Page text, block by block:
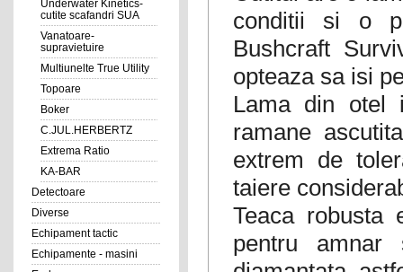
Underwater Kinetics-
cutite scafandri SUA
Vanatoare-
supravietuire
Multiunelte True Utility
Topoare
Boker
C.JUL.HERBERTZ
Extrema Ratio
KA-BAR
Detectoare
Diverse
Echipament tactic
Echipamente - masini
conditii si o
Bushcraft
opteaza sa isi
Lama din otel
ramane
extrem de
taiere
Teaca robusta
pentru